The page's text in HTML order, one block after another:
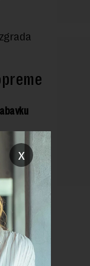
u
Sport
x